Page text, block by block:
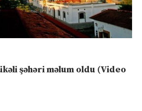
şəhəri məlum oldu (Video